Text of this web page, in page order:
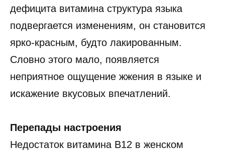
дефицита витамина структура языка
подвергается изменениям, он становится
ярко-красным, будто лакированным.
Словно этого мало, появляется
неприятное ощущение жжения в языке и
искажение вкусовых впечатлений.
Перепады настроения
Недостаток витамина B12 в женском